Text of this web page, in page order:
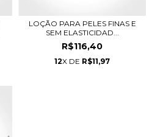
LOÇÃO PARA PELES FINAS E
SEM ELASTICIDAD...
R$116,40
12X DE R$11,97